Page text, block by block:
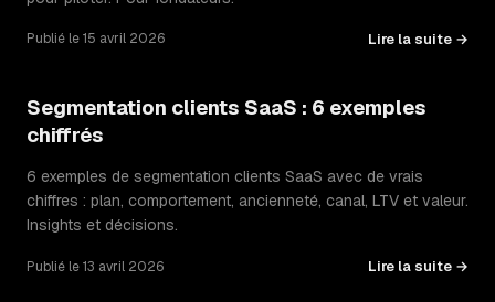
Publié le 15 avril 2026 Lire la suite →
Segmentation clients SaaS : 6 exemples
chiffrés
6 exemples de segmentation clients SaaS avec de vrais
chiffres : plan, comportement, ancienneté, canal, LTV et valeur.
Insights et décisions.
Publié le 13 avril 2026 Lire la suite →